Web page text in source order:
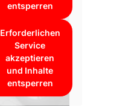
entsperren
Erforderlichen
Service
akzeptieren
und Inhalte
entsperren